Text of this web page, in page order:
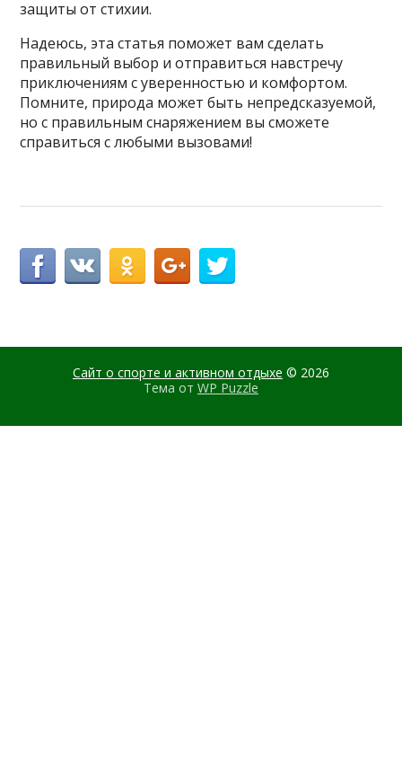
защиты от стихии.
Надеюсь, эта статья поможет вам сделать
правильный выбор и отправиться навстречу
приключениям с уверенностью и комфортом.
Помните, природа может быть непредсказуемой,
но с правильным снаряжением вы сможете
справиться с любыми вызовами!
Сайт о спорте и активном отдыхе © 2026
Тема от WP Puzzle